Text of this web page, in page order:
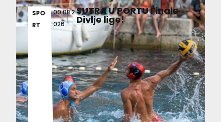
SPO
RT
09.08.2
026
SUTRA U PORTU Finale
Divlje lige!